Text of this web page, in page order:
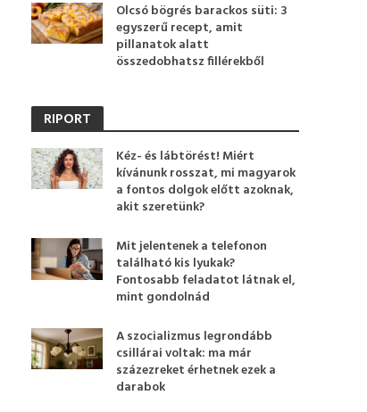
Olcsó bögrés barackos süti: 3
egyszerű recept, amit
pillanatok alatt
összedobhatsz fillérekből
RIPORT
Kéz- és lábtörést! Miért
kívánunk rosszat, mi magyarok
a fontos dolgok előtt azoknak,
akit szeretünk?
Mit jelentenek a telefonon
található kis lyukak?
Fontosabb feladatot látnak el,
mint gondolnád
A szocializmus legrondább
csillárai voltak: ma már
százezreket érhetnek ezek a
darabok